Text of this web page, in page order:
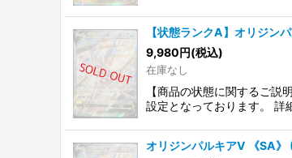
【状態ランクA】オリジ
9,980円(税込)
在庫なし
【商品の状態に関するご
設定となっております。 詳
オリジンパルキアV 《SA